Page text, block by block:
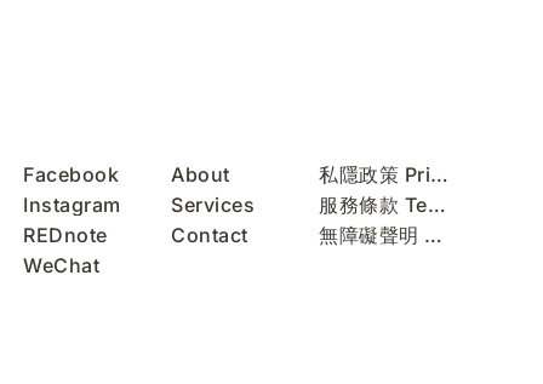
Facebook
Instagram
REDnote
WeChat
About
Services
Contact
私隱政策 Privacy Policy
服務條款 Terms of Use
無障礙聲明 Accessibility Statement